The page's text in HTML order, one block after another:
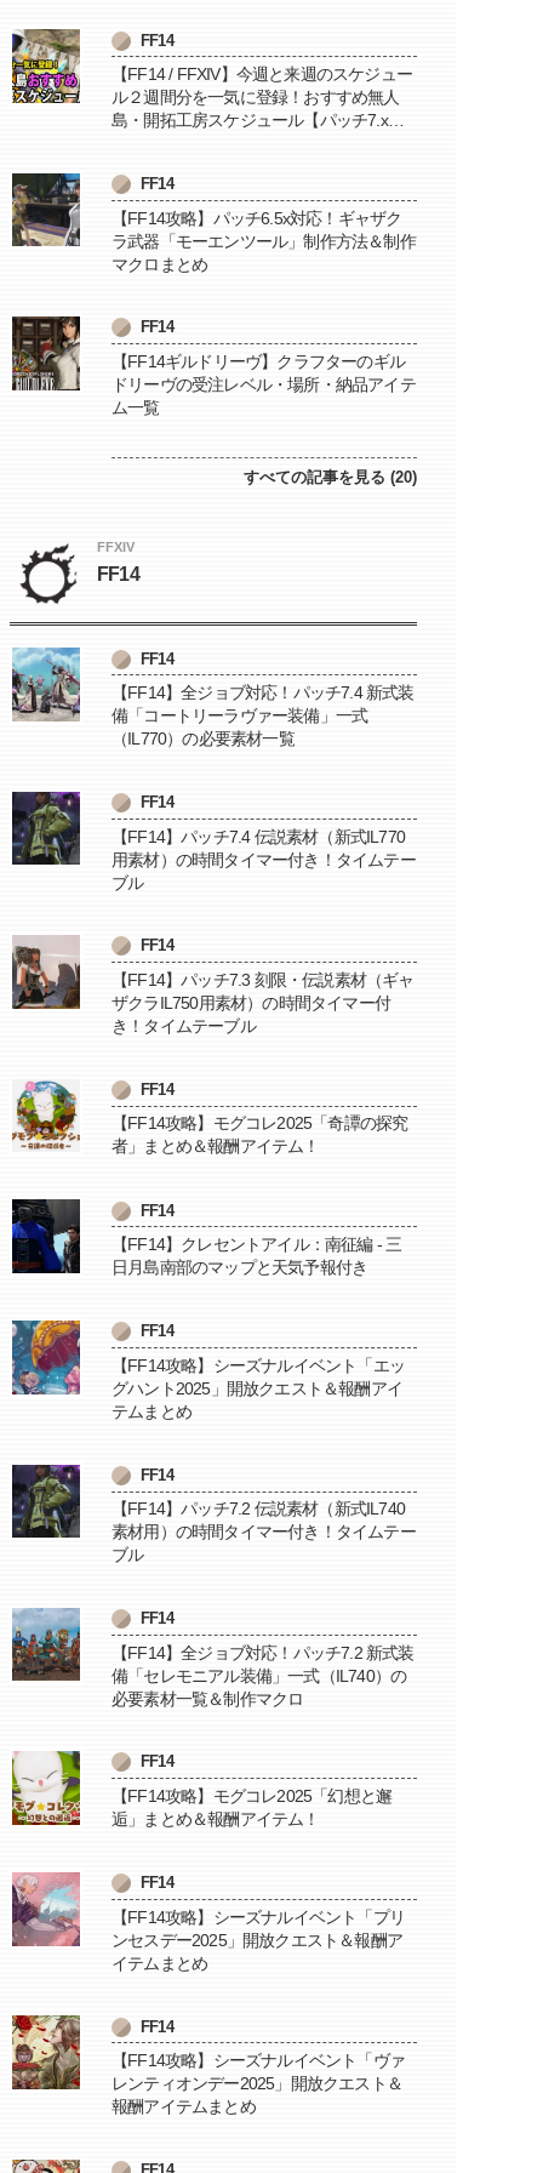
FF14
【FF14 / FFXIV】今週と来週のスケジュー
ル２週間分を一気に登録！おすすめ無人
島・開拓工房スケジュール【パッチ7.x対
FF14
【FF14攻略】パッチ6.5x対応！ギャザク
ラ武器「モーエンツール」制作方法＆制作
マクロまとめ
FF14
【FF14ギルドリーヴ】クラフターのギル
ドリーヴの受注レベル・場所・納品アイテ
ム一覧
すべての記事を見る (20)
FFXIV
FF14
FF14
【FF14】全ジョブ対応！パッチ7.4 新式装
備「コートリーラヴァー装備」一式
（IL770）の必要素材一覧
FF14
【FF14】パッチ7.4 伝説素材（新式IL770
用素材）の時間タイマー付き！タイムテー
ブル
FF14
【FF14】パッチ7.3 刻限・伝説素材（ギャ
ザクラIL750用素材）の時間タイマー付
き！タイムテーブル
FF14
【FF14攻略】モグコレ2025「奇譚の探究
者」まとめ＆報酬アイテム！
FF14
【FF14】クレセントアイル：南征編 - 三
日月島南部のマップと天気予報付き
FF14
【FF14攻略】シーズナルイベント「エッ
グハント2025」開放クエスト＆報酬アイ
テムまとめ
FF14
【FF14】パッチ7.2 伝説素材（新式IL740
素材用）の時間タイマー付き！タイムテー
ブル
FF14
【FF14】全ジョブ対応！パッチ7.2 新式装
備「セレモニアル装備」一式（IL740）の
必要素材一覧＆制作マクロ
FF14
【FF14攻略】モグコレ2025「幻想と邂
逅」まとめ＆報酬アイテム！
FF14
【FF14攻略】シーズナルイベント「プリ
ンセスデー2025」開放クエスト＆報酬ア
イテムまとめ
FF14
【FF14攻略】シーズナルイベント「ヴァ
レンティオンデー2025」開放クエスト＆
報酬アイテムまとめ